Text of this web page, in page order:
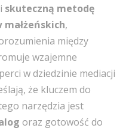
skuteczną metodę
,
między
wzajemne
w dziedzinie mediacji
że kluczem do
narzędzia jest
oraz gotowość do